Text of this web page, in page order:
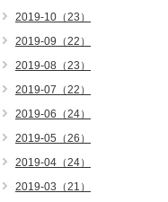
2019-10（23）
2019-09（22）
2019-08（23）
2019-07（22）
2019-06（24）
2019-05（26）
2019-04（24）
2019-03（21）